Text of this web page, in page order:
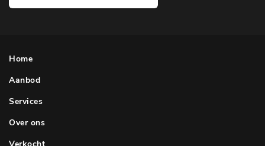
Home
Aanbod
Services
Over ons